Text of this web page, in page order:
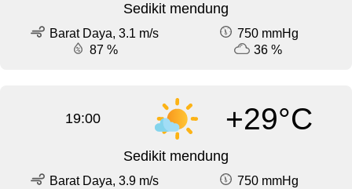
Sedikit mendung
Barat Daya, 3.1 m/s
750 mmHg
87 %
36 %
19:00 +29°C
Sedikit mendung
Barat Daya, 3.9 m/s
750 mmHg